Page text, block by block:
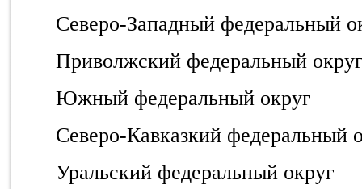
Северо-Западный федеральный
Приволжский федеральный
Южный федеральный округ
Северо-Кавказкий федеральный
Уральский федеральный округ